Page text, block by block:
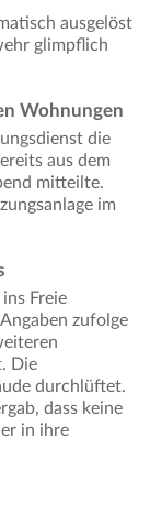
ausgelöst
glimpflich
Wohnungen
die
aus dem
mitteilte.
im
Freie
zufolge
Die
durchlüftet.
dass keine
in ihre